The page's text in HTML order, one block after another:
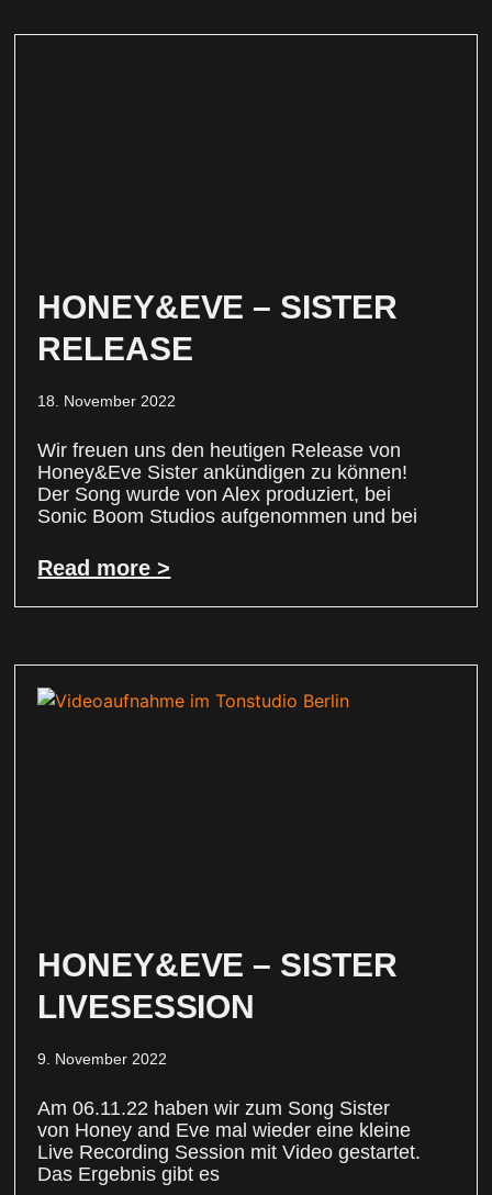
HONEY&EVE – SISTER
RELEASE
18. November 2022
Wir freuen uns den heutigen Release von
Honey&Eve Sister ankündigen zu können!
Der Song wurde von Alex produziert, bei
Sonic Boom Studios aufgenommen und bei
Read more >
HONEY&EVE – SISTER
LIVESESSION
9. November 2022
Am 06.11.22 haben wir zum Song Sister
von Honey and Eve mal wieder eine kleine
Live Recording Session mit Video gestartet.
Das Ergebnis gibt es